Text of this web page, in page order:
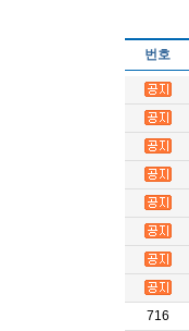
번호
716